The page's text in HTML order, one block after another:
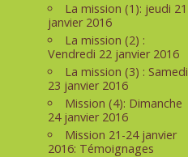
La mission (1): jeudi 21
janvier 2016
La mission (2) :
Vendredi 22 janvier 2016
La mission (3) : Samedi
23 janvier 2016
Mission (4): Dimanche
24 janvier 2016
Mission 21-24 janvier
2016: Témoignages